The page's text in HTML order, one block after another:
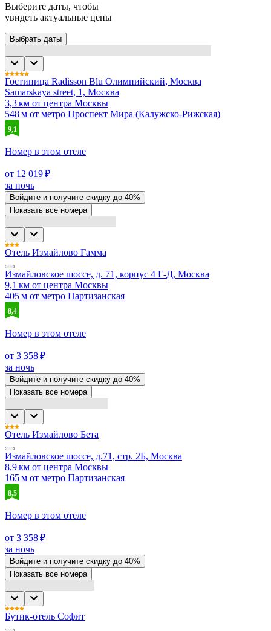
Выберите даты, чтобы
увидеть актуальные цены
Выбрать даты
Гостиница Radisson Blu Олимпийский, Москва
Samarskaya street, 1, Москва
3,3 км от центра Москвы
548 м от метро Проспект Мира (Калужско-Рижская)
9,1
Номер в этом отеле
от 12 019 ₽
за ночь
Войдите и получите скидку до 40%
Показать все номера
Отель Измайлово Гамма
Измайловское шоссе, д. 71, корпус 4 Г-Д, Москва
9,1 км от центра Москвы
405 м от метро Партизанская
8,4
Номер в этом отеле
от 3 358 ₽
за ночь
Войдите и получите скидку до 40%
Показать все номера
Отель Измайлово Бета
Измайловское шоссе, д.71, стр. 2Б, Москва
8,9 км от центра Москвы
165 м от метро Партизанская
8,5
Номер в этом отеле
от 3 358 ₽
за ночь
Войдите и получите скидку до 40%
Показать все номера
Бутик-отель Софит